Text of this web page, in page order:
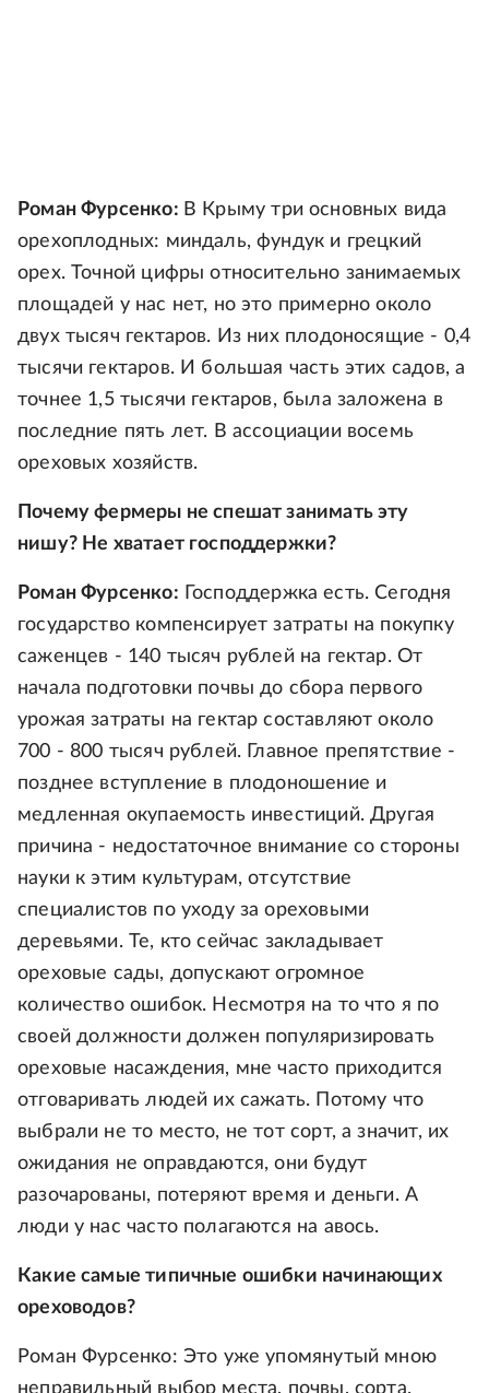
Роман Фурсенко: В Крыму три основных вида
орехоплодных: миндаль, фундук и грецкий
орех. Точной цифры относительно занимаемых
площадей у нас нет, но это примерно около
двух тысяч гектаров. Из них плодоносящие - 0,4
тысячи гектаров. И большая часть этих садов, а
точнее 1,5 тысячи гектаров, была заложена в
последние пять лет. В ассоциации восемь
ореховых хозяйств.
Почему фермеры не спешат занимать эту
нишу? Не хватает господдержки?
Роман Фурсенко: Господдержка есть. Сегодня
государство компенсирует затраты на покупку
саженцев - 140 тысяч рублей на гектар. От
начала подготовки почвы до сбора первого
урожая затраты на гектар составляют около
700 - 800 тысяч рублей. Главное препятствие -
позднее вступление в плодоношение и
медленная окупаемость инвестиций. Другая
причина - недостаточное внимание со стороны
науки к этим культурам, отсутствие
специалистов по уходу за ореховыми
деревьями. Те, кто сейчас закладывает
ореховые сады, допускают огромное
количество ошибок. Несмотря на то что я по
своей должности должен популяризировать
ореховые насаждения, мне часто приходится
отговаривать людей их сажать. Потому что
выбрали не то место, не тот сорт, а значит, их
ожидания не оправдаются, они будут
разочарованы, потеряют время и деньги. А
люди у нас часто полагаются на авось.
Какие самые типичные ошибки начинающих
ореховодов?
Роман Фурсенко: Это уже упомянутый мною
неправильный выбор места, почвы, сорта.